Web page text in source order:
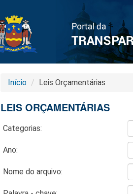
Início Leis Orçamentárias
LEIS ORÇAMENTÁRIAS
Categorias:
Ano:
Nome do arquivo: